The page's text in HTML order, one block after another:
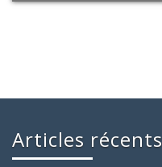
Articles récents